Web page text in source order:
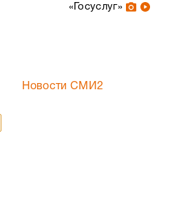
«Госуслуг»
Новости СМИ2